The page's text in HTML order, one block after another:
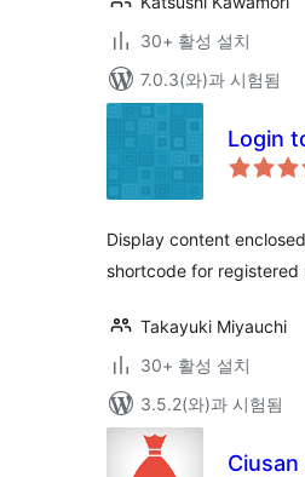
30+ 활성 설치
7.0.3(와)과 시험됨
Login
Display content
shortcode for registered
Takayuki Miyauchi
30+ 활성 설치
3.5.2(와)과 시험됨